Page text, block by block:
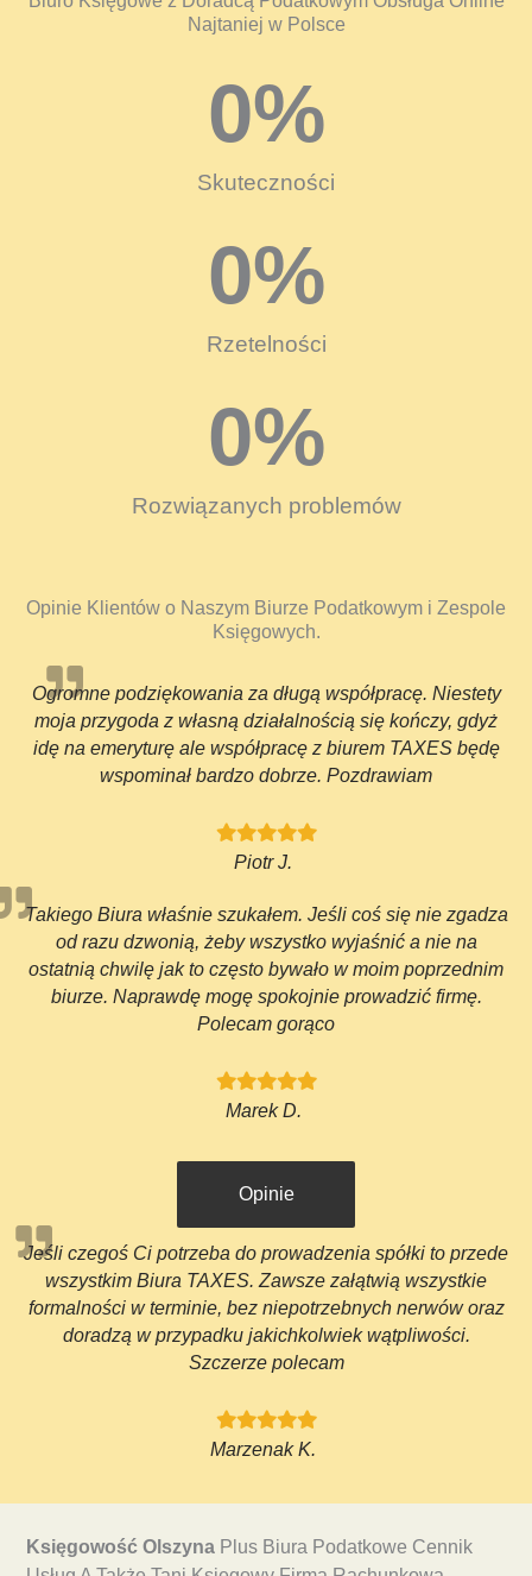
Najtaniej w Polsce
Skuteczności
0%
Rzetelności
0%
Rozwiązanych problemów
0%
Opinie Klientów o Naszym Biurze Podatkowym i Zespole
Księgowych.
Ogromne podziękowania za długą współpracę. Niestety
moja przygoda z własną działalnością się kończy, gdyż
idę na emeryturę ale współpracę z biurem TAXES będę
wspominał bardzo dobrze. Pozdrawiam
Piotr J.
Takiego Biura właśnie szukałem. Jeśli coś się nie zgadza
od razu dzwonią, żeby wszystko wyjaśnić a nie na
ostatnią chwilę jak to często bywało w moim poprzednim
biurze. Naprawdę mogę spokojnie prowadzić firmę.
Polecam gorąco
Marek D.
Opinie
Jeśli czegoś Ci potrzeba do prowadzenia spółki to przede
wszystkim Biura TAXES. Zawsze załątwią wszystkie
formalności w terminie, bez niepotrzebnych nerwów oraz
doradzą w przypadku jakichkolwiek wątpliwości.
Szczerze polecam
Marzenak K.
Księgowość Olszyna Plus Biura Podatkowe Cennik